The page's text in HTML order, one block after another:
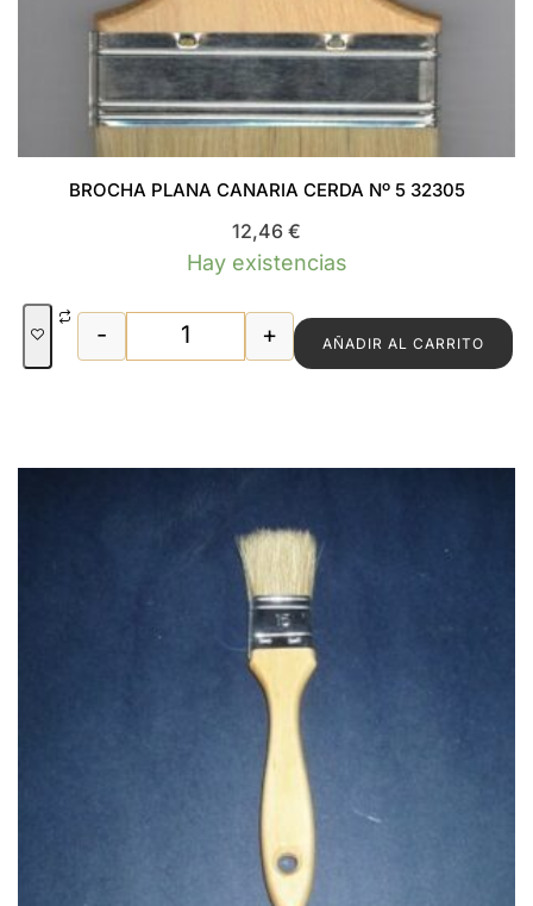
BROCHA PLANA CANARIA CERDA Nº 5 32305
12,46 €
Hay existencias
BROCHA PLANA CANARIA CERDA Nº
- + AÑADIR AL CARRITO